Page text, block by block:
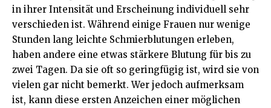
in ihrer Intensität und Erscheinung individuell sehr
verschieden ist. Während einige Frauen nur wenige
Stunden lang leichte Schmierblutungen erleben,
haben andere eine etwas stärkere Blutung für bis zu
zwei Tagen. Da sie oft so geringfügig ist, wird sie von
vielen gar nicht bemerkt. Wer jedoch aufmerksam
ist, kann diese ersten Anzeichen einer möglichen